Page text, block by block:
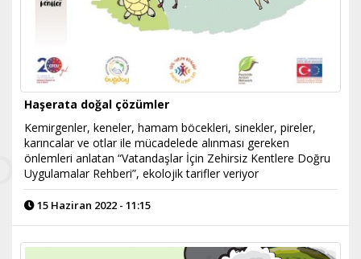
Haşerata doğal çözümler
​Kemirgenler, keneler, hamam böcekleri, sinekler, pireler,
karıncalar ve otlar ile mücadelede alınması gereken
önlemleri anlatan “Vatandaşlar İçin Zehirsiz Kentlere Doğru
Uygulamalar Rehberi”, ekolojik tarifler veriyor
15 Haziran 2022 - 11:15